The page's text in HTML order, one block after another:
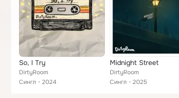
So, I Try
DirtyRoom
Сингл
2024
Midnight Street
DirtyRoom
Сингл
2025